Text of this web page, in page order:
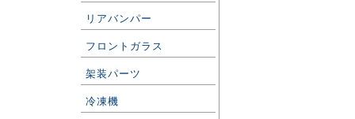
リアバンパー
フロントガラス
架装パーツ
冷凍機